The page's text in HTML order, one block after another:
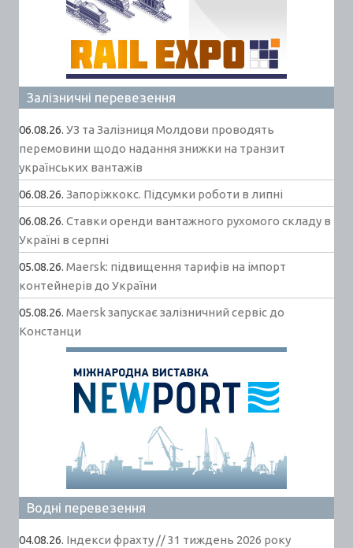
Залізничні перевезення
06.08.26. УЗ та Залізниця Молдови проводять
перемовини щодо надання знижки на транзит
українських вантажів
06.08.26. Запоріжкокс. Підсумки роботи в липні
06.08.26. Ставки оренди вантажного рухомого складу в
Україні в серпні
05.08.26. Maersk: підвищення тарифів на імпорт
контейнерів до України
05.08.26. Maersk запускає залізничний сервіс до
Констанци
Водні перевезення
04.08.26. Індекси фрахту // 31 тиждень 2026 року